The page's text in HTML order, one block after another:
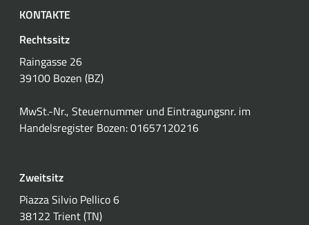
KONTAKTE
Rechtssitz
Raingasse 26
39100 Bozen (BZ)
MwSt.-Nr., Steuernummer und Eintragungsnr. im
Handelsregister Bozen: 01657120216
Zweitsitz
Piazza Silvio Pellico 6
38122 Trient (TN)